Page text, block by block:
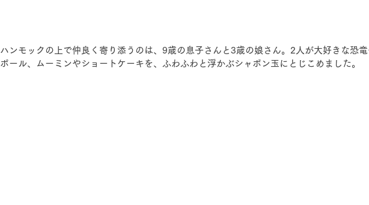
ハンモックの上で仲良く寄り添うのは、9歳の息子さんと3歳の娘さん。2人が大好きな恐
ボール、ムーミンやショートケーキを、ふわふわと浮かぶシャボン玉にとじこめました。